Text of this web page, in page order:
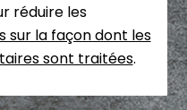
réduire les
sur la façon dont les
sont traitées.